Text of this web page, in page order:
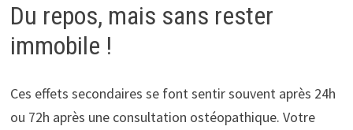
Du repos, mais sans rester
immobile !
Ces effets secondaires se font sentir souvent après 24h
ou 72h après une consultation ostéopathique. Votre